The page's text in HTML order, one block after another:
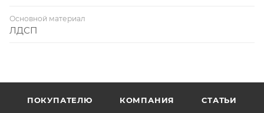
Основной материал
ЛДСП
ПОКУПАТЕЛЮ КОМПАНИЯ СТАТЬИ